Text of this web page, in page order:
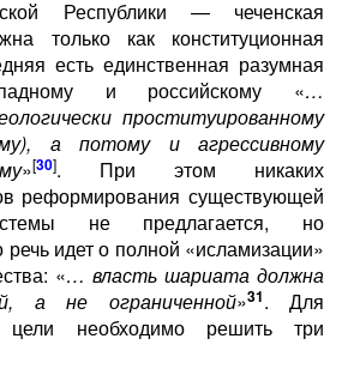
Республики — чеченская
только как конституционная
есть единственная разумная
и российскому «…
проституированному
а потому и агрессивному
»[30]. При этом никаких
реформирования существующей
не предлагается, но
речь идет о полной «исламизации»
«… власть шариата должна
а не ограниченной»31. Для
цели необходимо решить три